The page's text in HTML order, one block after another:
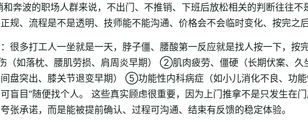
奔波的职场人群来说，不出门、不推销、下班后放松相关的判断往往
规、流程是不是透明、技师能不能沟通、价格会不会临时变化、按完之
很多打工人一坐就是一天，脖子僵、腰酸第一反应就是找人按一下，
（如落枕、腰肌劳损、肩周炎早期） ②肌肉疲劳、僵硬（长期伏案、
盘突出、膝关节退变早期） ⑤功能性内科病症（如小儿消化不良、功
盲目“随便找个人。 这些真实顾虑很重要，因为上门推拿不是只发生在
张承诺，而是能被提前确认、过程可沟通、结束有反馈的稳定体验。